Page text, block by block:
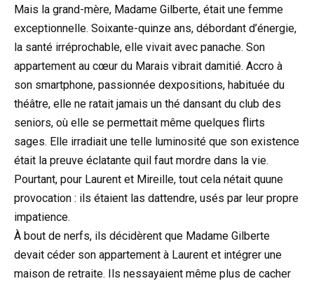
Mais la grand-mère, Madame Gilberte, était une femme
exceptionnelle. Soixante-quinze ans, débordant d’énergie,
la santé irréprochable, elle vivait avec panache. Son
appartement au cœur du Marais vibrait damitié. Accro à
son smartphone, passionnée dexpositions, habituée du
théâtre, elle ne ratait jamais un thé dansant du club des
seniors, où elle se permettait même quelques flirts
sages. Elle irradiait une telle luminosité que son existence
était la preuve éclatante quil faut mordre dans la vie.
Pourtant, pour Laurent et Mireille, tout cela nétait quune
provocation : ils étaient las dattendre, usés par leur propre
impatience.
À bout de nerfs, ils décidèrent que Madame Gilberte
devait céder son appartement à Laurent et intégrer une
maison de retraite. Ils nessayaient même plus de cacher